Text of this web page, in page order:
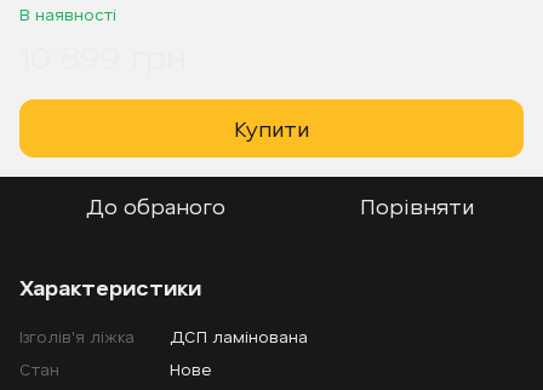
В наявності
Купити
До обраного Порівняти
Характеристики
Ізголів'я ліжка
ДСП ламінована
Стан
Нове